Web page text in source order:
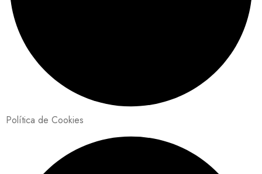
Política de Cookies